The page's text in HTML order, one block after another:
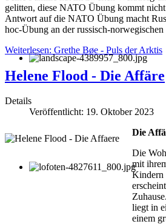
gelitten, diese NATO Übung kommt
Antwort auf die NATO Übung macht
hoc-Übung an der russisch-norwegischen
Weiterlesen: Grethe Bøe - Puls der Arktis
Helene Flood - Die Affäre
Details
Veröffentlicht: 19. Oktober 2023
Die
Die
mit
Kindern
liegt in
einem